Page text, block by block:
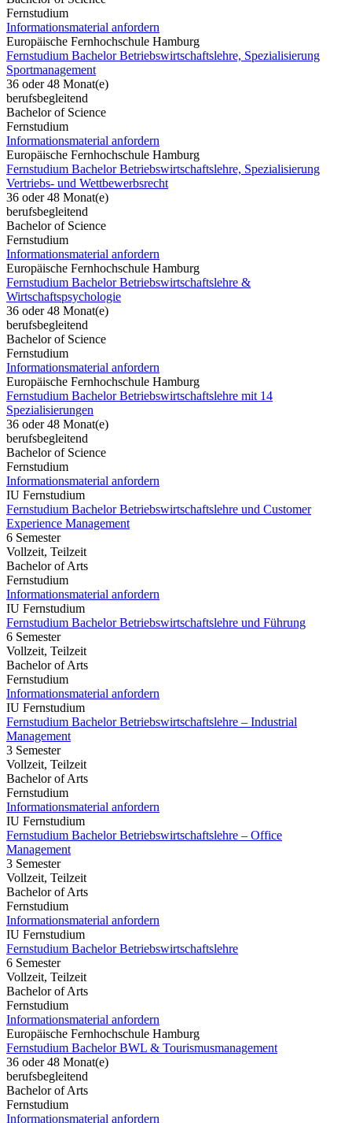
Fernstudium
Informationsmaterial anfordern
Europäische Fernhochschule Hamburg
Fernstudium Bachelor Betriebswirtschaftslehre, Spezialisierung
Sportmanagement
36 oder 48 Monat(e)
berufsbegleitend
Bachelor of Science
Fernstudium
Informationsmaterial anfordern
Europäische Fernhochschule Hamburg
Fernstudium Bachelor Betriebswirtschaftslehre, Spezialisierung
Vertriebs- und Wettbewerbsrecht
36 oder 48 Monat(e)
berufsbegleitend
Bachelor of Science
Fernstudium
Informationsmaterial anfordern
Europäische Fernhochschule Hamburg
Fernstudium Bachelor Betriebswirtschaftslehre &
Wirtschaftspsychologie
36 oder 48 Monat(e)
berufsbegleitend
Bachelor of Science
Fernstudium
Informationsmaterial anfordern
Europäische Fernhochschule Hamburg
Fernstudium Bachelor Betriebswirtschaftslehre mit 14
Spezialisierungen
36 oder 48 Monat(e)
berufsbegleitend
Bachelor of Science
Fernstudium
Informationsmaterial anfordern
IU Fernstudium
Fernstudium Bachelor Betriebswirtschaftslehre und Customer
Experience Management
6 Semester
Vollzeit, Teilzeit
Bachelor of Arts
Fernstudium
Informationsmaterial anfordern
IU Fernstudium
Fernstudium Bachelor Betriebswirtschaftslehre und Führung
6 Semester
Vollzeit, Teilzeit
Bachelor of Arts
Fernstudium
Informationsmaterial anfordern
IU Fernstudium
Fernstudium Bachelor Betriebswirtschaftslehre – Industrial
Management
3 Semester
Vollzeit, Teilzeit
Bachelor of Arts
Fernstudium
Informationsmaterial anfordern
IU Fernstudium
Fernstudium Bachelor Betriebswirtschaftslehre – Office
Management
3 Semester
Vollzeit, Teilzeit
Bachelor of Arts
Fernstudium
Informationsmaterial anfordern
IU Fernstudium
Fernstudium Bachelor Betriebswirtschaftslehre
6 Semester
Vollzeit, Teilzeit
Bachelor of Arts
Fernstudium
Informationsmaterial anfordern
Europäische Fernhochschule Hamburg
Fernstudium Bachelor BWL & Tourismusmanagement
36 oder 48 Monat(e)
berufsbegleitend
Bachelor of Arts
Fernstudium
Informationsmaterial anfordern